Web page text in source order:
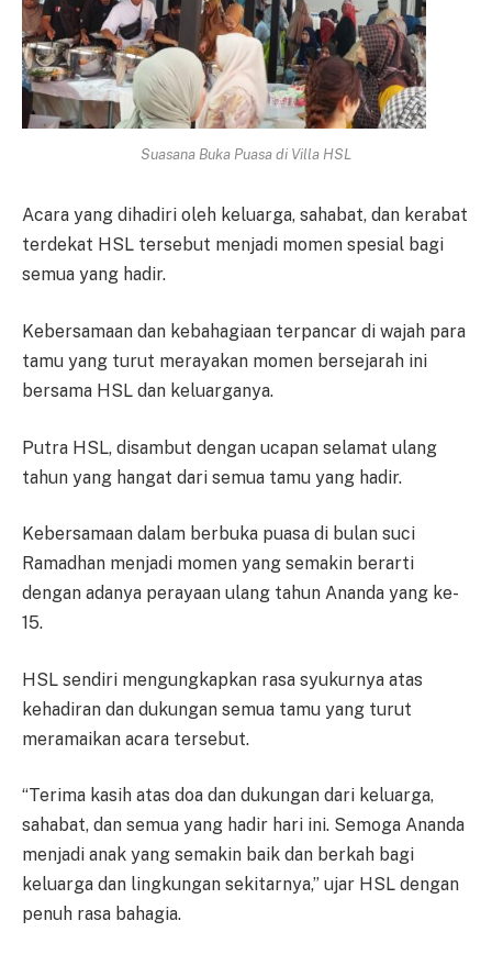
Suasana Buka Puasa di Villa HSL
Acara yang dihadiri oleh keluarga, sahabat, dan kerabat
terdekat HSL tersebut menjadi momen spesial bagi
semua yang hadir.
Kebersamaan dan kebahagiaan terpancar di wajah para
tamu yang turut merayakan momen bersejarah ini
bersama HSL dan keluarganya.
Putra HSL, disambut dengan ucapan selamat ulang
tahun yang hangat dari semua tamu yang hadir.
Kebersamaan dalam berbuka puasa di bulan suci
Ramadhan menjadi momen yang semakin berarti
dengan adanya perayaan ulang tahun Ananda yang ke-
15.
HSL sendiri mengungkapkan rasa syukurnya atas
kehadiran dan dukungan semua tamu yang turut
meramaikan acara tersebut.
“Terima kasih atas doa dan dukungan dari keluarga,
sahabat, dan semua yang hadir hari ini. Semoga Ananda
menjadi anak yang semakin baik dan berkah bagi
keluarga dan lingkungan sekitarnya,” ujar HSL dengan
penuh rasa bahagia.